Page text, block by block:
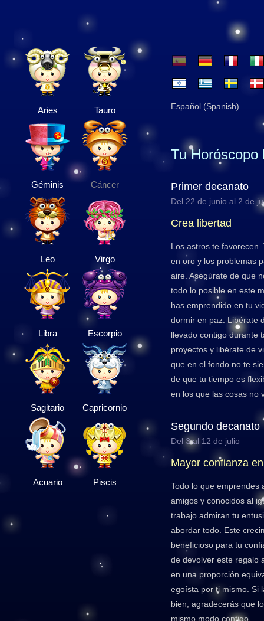
Aries Tauro
Géminis Cáncer
Leo Virgo
Libra Escorpio
Sagitario Capricornio
Acuario Piscis
Español (Spanish)
Tu Horóscopo
Primer decanato
Del 22 de junio al 2 de
Crea libertad
Los astros te
en oro y los problemas
aire. Asegúrate de que
todo lo posible en este
has emprendido en tu
dormir en paz. Libérate
llevado contigo durante
proyectos y libérate de
que en el fondo no te
de que tu tiempo es
en los que las cosas no
Segundo decanato
Del 3 al 12 de julio
Mayor confianza
Todo lo que emprendes
amigos y conocidos al
trabajo admiran tu
abordar todo. Este
beneficioso para tu
de devolver este regalo
en una proporción
egoísta por ti mismo. Si
bien, agradecerás que
mismo modo contigo.